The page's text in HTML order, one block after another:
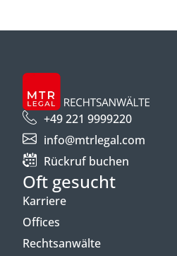
+49 221 9999220
info@mtrlegal.com
Rückruf buchen
Oft gesucht
Karriere
Offices
Rechtsanwälte